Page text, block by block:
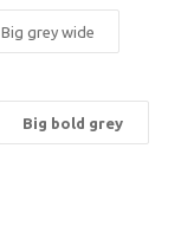
Big grey wide
Big bold grey